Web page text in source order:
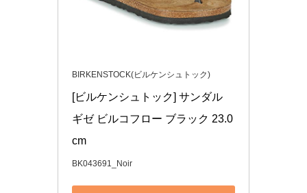
BIRKENSTOCK(ビルケンシュトック)
[ビルケンシュトック] サンダル
ギゼ ビルコフロー ブラック 23.0
cm
BK043691_Noir